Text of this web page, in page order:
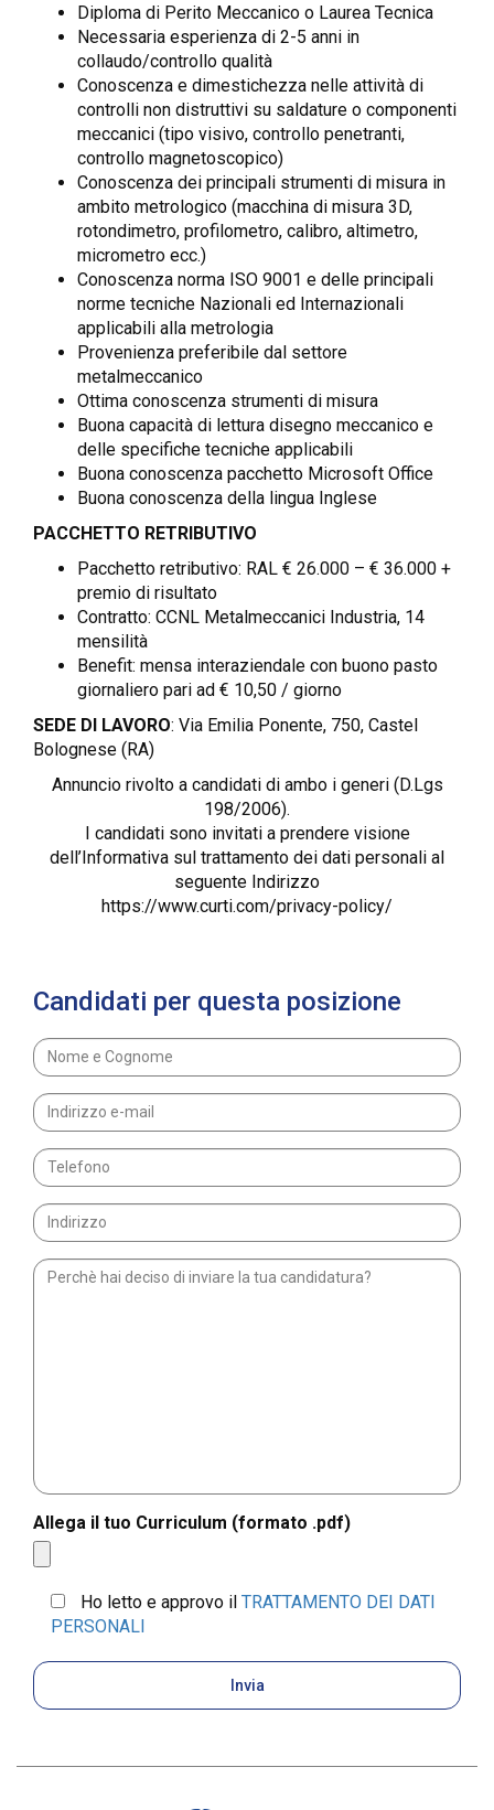
Diploma di Perito Meccanico o Laurea Tecnica
Necessaria esperienza di 2-5 anni in
collaudo/controllo qualità
Conoscenza e dimestichezza nelle attività di
controlli non distruttivi su saldature o componenti
meccanici (tipo visivo, controllo penetranti,
controllo magnetoscopico)
Conoscenza dei principali strumenti di misura in
ambito metrologico (macchina di misura 3D,
rotondimetro, profilometro, calibro, altimetro,
micrometro ecc.)
Conoscenza norma ISO 9001 e delle principali
norme tecniche Nazionali ed Internazionali
applicabili alla metrologia
Provenienza preferibile dal settore
metalmeccanico
Ottima conoscenza strumenti di misura
Buona capacità di lettura disegno meccanico e
delle specifiche tecniche applicabili
Buona conoscenza pacchetto Microsoft Office
Buona conoscenza della lingua Inglese
PACCHETTO RETRIBUTIVO
Pacchetto retributivo: RAL € 26.000 – € 36.000 +
premio di risultato
Contratto: CCNL Metalmeccanici Industria, 14
mensilità
Benefit: mensa interaziendale con buono pasto
giornaliero pari ad € 10,50 / giorno
SEDE DI LAVORO: Via Emilia Ponente, 750, Castel
Bolognese (RA)
Annuncio rivolto a candidati di ambo i generi (D.Lgs
198/2006).
I candidati sono invitati a prendere visione
dell’Informativa sul trattamento dei dati personali al
seguente Indirizzo
https://www.curti.com/privacy-policy/
Candidati per questa posizione
Allega il tuo Curriculum (formato .pdf)
Ho letto e approvo il TRATTAMENTO DEI DATI
PERSONALI